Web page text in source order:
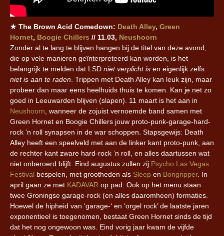
★ The Brown Acid Comedown: Death Alley, Green
Hornet, Boogie Chillers // 11.03, Neushoorn
Zonder al te lang te blijven hangen bij de titel van deze avond,
die op vele manieren geïnterpreteerd kan worden, is het
belangrijk te melden dat LSD niet verplicht is en eigenlijk zelfs
niet is aan te raden. Trippen met Death Alley kan leuk zijn, maar
probeer dan maar eens heelhuids thuis te komen. Kan je net zo
goed in Leeuwarden blijven (slapen). 11 maart is het aan in
Neushoorn, wanneer de zojuist vernoemde band samen met
Green Hornet en Boogie Chillers jouw proto-punk-garage-hard-
rock ’n roll synapsen in de war schoppen. Stapsgewijs: Death
Alley heeft een speelveld met aan de linker kant proto-punk, aan
de rechter kant zware hard-rock ’n roll, en alles daartussen wat
niet onberoerd blijft. Eind augustus zullen zij Psycho Las Vegas
Festival bespelen, met grootheden als Sleep en Bongripper. In
april gaan ze met KADAVAR op pad. Ook op het menu staan
twee Groningse garage-rock (en alles daaromheen) formaties.
Hoewel de hipheid van ‘garage-‘ en ‘orgel rock’ de laatste jaren
exponentieel is toegenomen, bestaat Green Hornet sinds de tijd
dat het nog ongewoon was. Eind vorig jaar kwam de vijfde